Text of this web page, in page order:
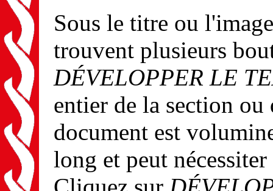
Sous le titre ou
trouvent plusieurs
DÉVELOPPER LE
entier de la section
document est
long et peut